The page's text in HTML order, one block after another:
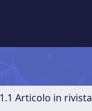
1.1 Articolo in rivista